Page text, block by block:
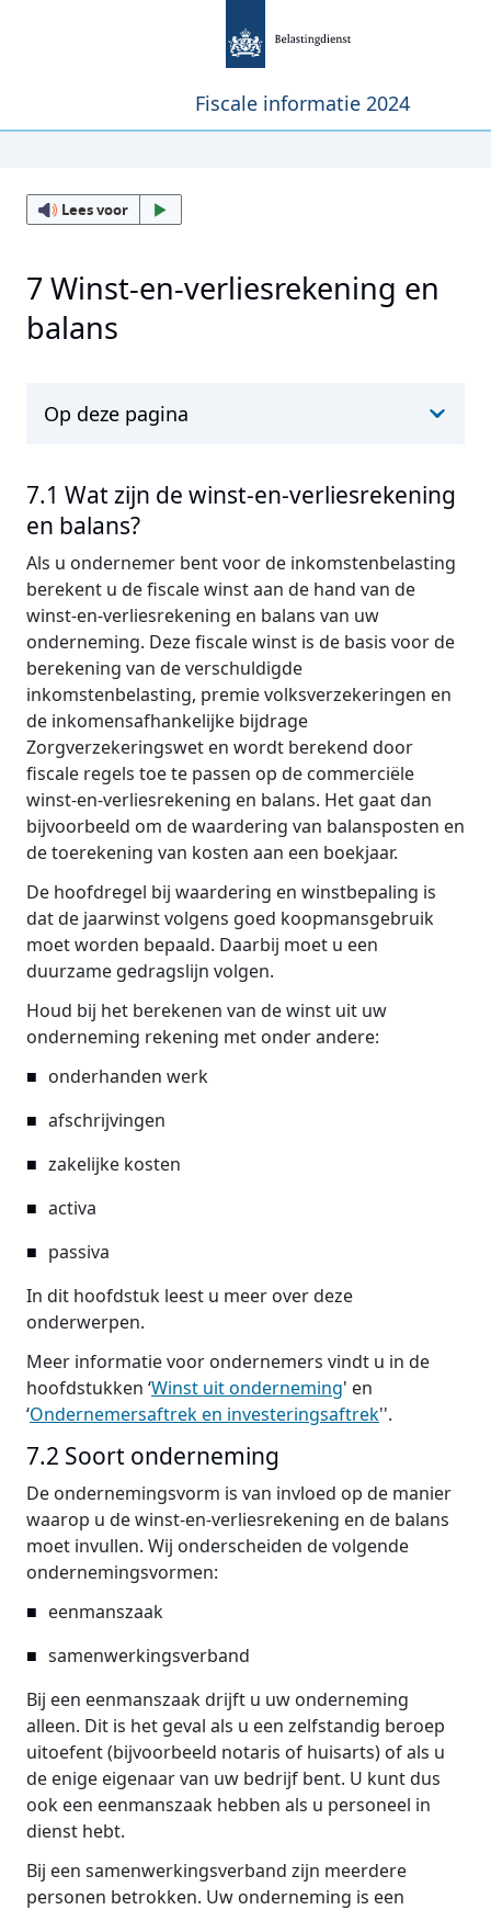
Fiscale informatie 2024
Lees voor
7 Winst-en-verliesrekening en
balans
Op deze pagina
7.1 Wat zijn de winst-en-verliesrekening
en balans?
Als u ondernemer bent voor de inkomstenbelasting
berekent u de fiscale winst aan de hand van de
winst-en-verliesrekening en balans van uw
onderneming. Deze fiscale winst is de basis voor de
berekening van de verschuldigde
inkomstenbelasting, premie volksverzekeringen en
de inkomensafhankelijke bijdrage
Zorgverzekeringswet en wordt berekend door
fiscale regels toe te passen op de commerciële
winst-en-verliesrekening en balans. Het gaat dan
bijvoorbeeld om de waardering van balansposten en
de toerekening van kosten aan een boekjaar.
De hoofdregel bij waardering en winstbepaling is
dat de jaarwinst volgens goed koopmansgebruik
moet worden bepaald. Daarbij moet u een
duurzame gedragslijn volgen.
Houd bij het berekenen van de winst uit uw
onderneming rekening met onder andere:
onderhanden werk
afschrijvingen
zakelijke kosten
activa
passiva
In dit hoofdstuk leest u meer over deze
onderwerpen.
Meer informatie voor ondernemers vindt u in de
hoofdstukken ‘Winst uit onderneming' en
‘Ondernemersaftrek en investeringsaftrek''.
7.2 Soort onderneming
De ondernemingsvorm is van invloed op de manier
waarop u de winst-en-verliesrekening en de balans
moet invullen. Wij onderscheiden de volgende
ondernemingsvormen:
eenmanszaak
samenwerkingsverband
Bij een eenmanszaak drijft u uw onderneming
alleen. Dit is het geval als u een zelfstandig beroep
uitoefent (bijvoorbeeld notaris of huisarts) of als u
de enige eigenaar van uw bedrijf bent. U kunt dus
ook een eenmanszaak hebben als u personeel in
dienst hebt.
Bij een samenwerkingsverband zijn meerdere
personen betrokken. Uw onderneming is een